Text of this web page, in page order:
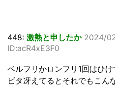
448: 激熱と申したか 2024/
ID:acR4xE3F0
ベルフリかロンフリ1回はひ
ビタ冴えてるとそれでもこん